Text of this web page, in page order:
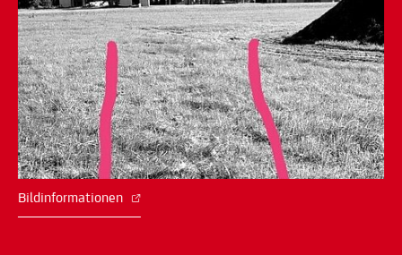
Bildinformationen